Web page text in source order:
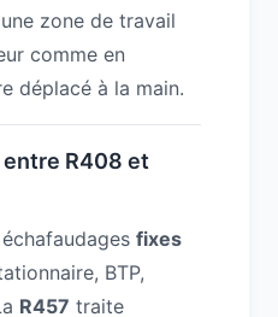
zone de travail
comme en
déplacé à la main.
R408 et
fixes
BTP,
R457 traite